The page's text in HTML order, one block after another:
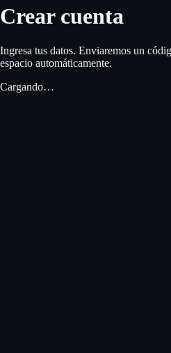
Crear cuenta
Ingresa tus datos. Enviaremos un
espacio automáticamente.
Cargando…